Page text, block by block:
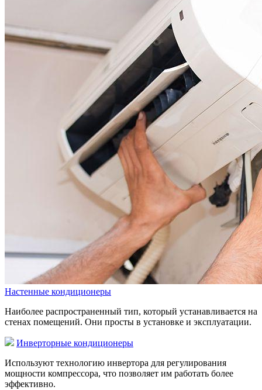
Настенные кондиционеры
Наиболее распространенный тип, который устанавливается на
стенах помещений. Они просты в установке и эксплуатации.
Инверторные кондиционеры
Используют технологию инвертора для регулирования
мощности компрессора, что позволяет им работать более
эффективно.